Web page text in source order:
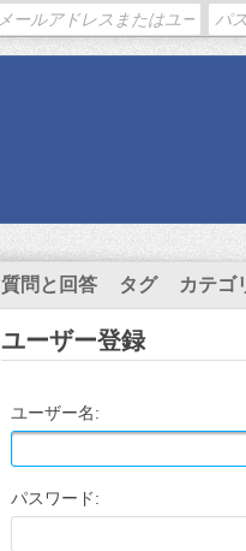
質問と回答 タグ カテゴ
ユーザー登録
ユーザー名:
パスワード: